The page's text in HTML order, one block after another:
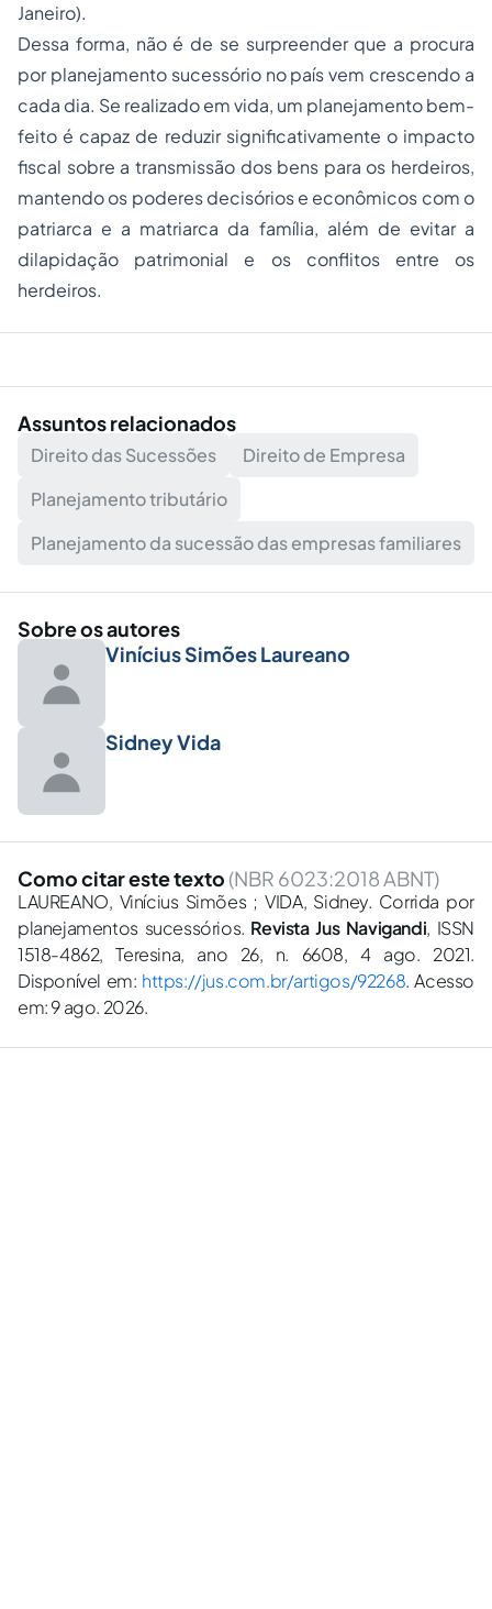
Janeiro).
Dessa forma, não é de se surpreender que a procura
por planejamento sucessório no país vem crescendo a
cada dia. Se realizado em vida, um planejamento bem-
feito é capaz de reduzir significativamente o impacto
fiscal sobre a transmissão dos bens para os herdeiros,
mantendo os poderes decisórios e econômicos com o
patriarca e a matriarca da família, além de evitar a
dilapidação patrimonial e os conflitos entre os
herdeiros.
Assuntos relacionados
Direito das Sucessões
Direito de Empresa
Planejamento tributário
Planejamento da sucessão das empresas familiares
Sobre os autores
Vinícius Simões Laureano
Sidney Vida
Como citar este texto (NBR 6023:2018 ABNT)
LAUREANO, Vinícius Simões ; VIDA, Sidney. Corrida por
planejamentos sucessórios. Revista Jus Navigandi, ISSN
1518-4862, Teresina, ano 26, n. 6608, 4 ago. 2021.
Disponível em: https://jus.com.br/artigos/92268. Acesso
em: 9 ago. 2026.